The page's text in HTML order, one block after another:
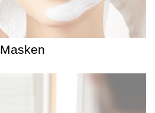
Masken